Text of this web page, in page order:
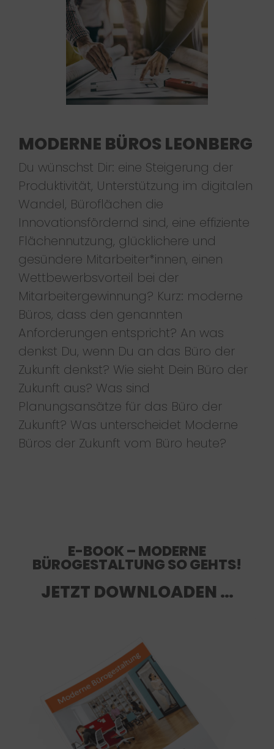
MODERNE BÜROS LEONBERG
Du wünschst Dir: eine Steigerung der
Produktivität, Unterstützung im digitalen
Wandel, Büroflächen die
Innovationsfördernd sind, eine effiziente
Flächennutzung, glücklichere und
gesündere Mitarbeiter*innen, einen
Wettbewerbsvorteil bei der
Mitarbeitergewinnung? Kurz: moderne
Büros, dass den genannten
Anforderungen entspricht? An was
denkst Du, wenn Du an das Büro der
Zukunft denkst? Wie sieht Dein Büro der
Zukunft aus? Was sind
Planungsansätze für das Büro der
Zukunft? Was unterscheidet Moderne
Büros der Zukunft vom Büro heute?
E-BOOK – MODERNE
BÜROGESTALTUNG SO GEHTS!
JETZT DOWNLOADEN …